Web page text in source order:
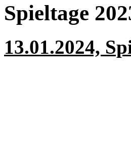
Spieltage
13.01.2024,